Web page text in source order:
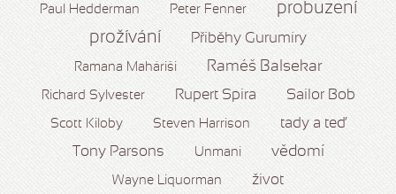
Paul Hedderman Peter Fenner
probuzení
prožívání
Příběhy Gurumíry
Ramana Maháriši Raméš Balsekar
Richard Sylvester Rupert Spira Sailor Bob
Scott Kiloby Steven Harrison tady a teď
Tony Parsons Unmani vědomí
Wayne Liquorman život